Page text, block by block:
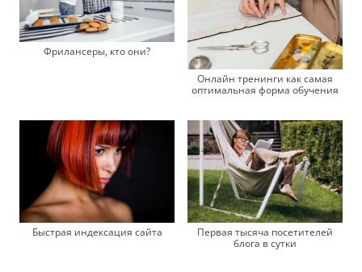
Фрилансеры, кто они?
Онлайн тренинги как самая
оптимальная форма обучения
Быстрая индексация сайта
Первая тысяча посетителей
блога в сутки